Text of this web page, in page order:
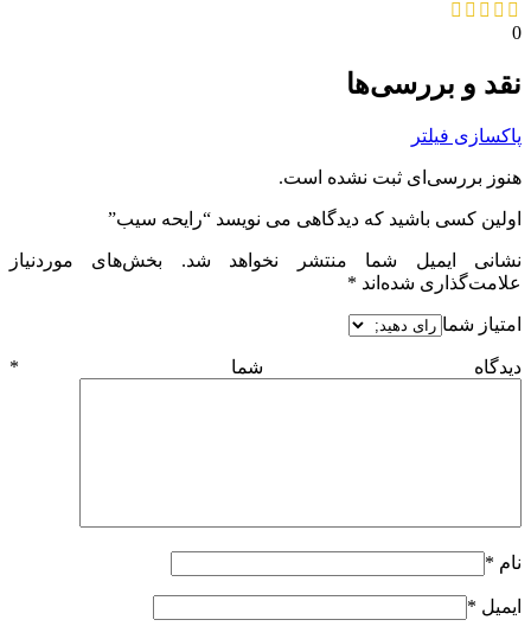
0
نقد و بررسی‌ها
پاکسازی فیلتر
هنوز بررسی‌ای ثبت نشده است.
اولین کسی باشید که دیدگاهی می نویسد “رایحه‌ سیب”
نشانی ایمیل شما منتشر نخواهد شد.
بخش‌های موردنیاز
علامت‌گذاری شده‌اند *
امتیاز شما
دیدگاه شما *
نام *
ایمیل *